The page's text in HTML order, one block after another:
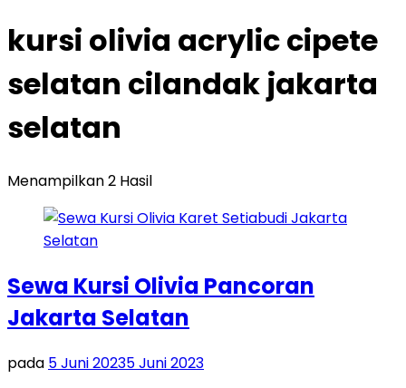
kursi olivia acrylic cipete
selatan cilandak jakarta
selatan
Menampilkan 2 Hasil
Sewa Kursi Olivia Pancoran
Jakarta Selatan
pada 5 Juni 20235 Juni 2023